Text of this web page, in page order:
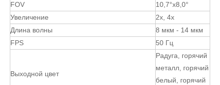
FOV
10,7°x8,0°
Увеличение
2х, 4х
Длина волны
8 мкм - 14 мкм
FPS
50 Гц
Выходной цвет
Радуга, горячий
металл, горячий
белый, горячий